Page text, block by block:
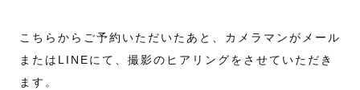
こちらからご予約いただいたあと、カメラマンがメール
またはLINEにて、撮影のヒアリングをさせていただき
ます。